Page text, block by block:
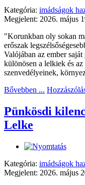
Kategória: imádságok
Megjelent: 2026. május
"Korunkban oly sokan
erőszak
Valójában az ember
különösen a lelkiek és
szenvedélyeinek,
Bővebben ...
Pünkösdi
Lelke
Kategória: imádságok
Megjelent: 2026. május